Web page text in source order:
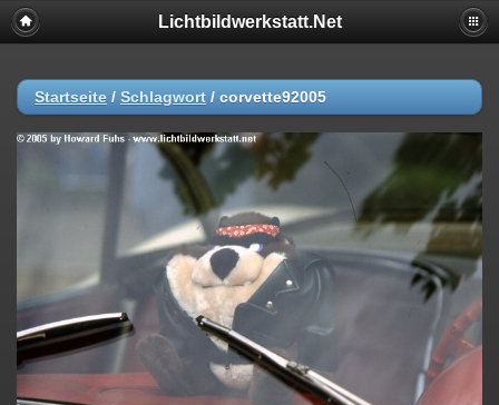
Lichtbildwerkstatt.Net
Startseite / Schlagwort / corvette92005